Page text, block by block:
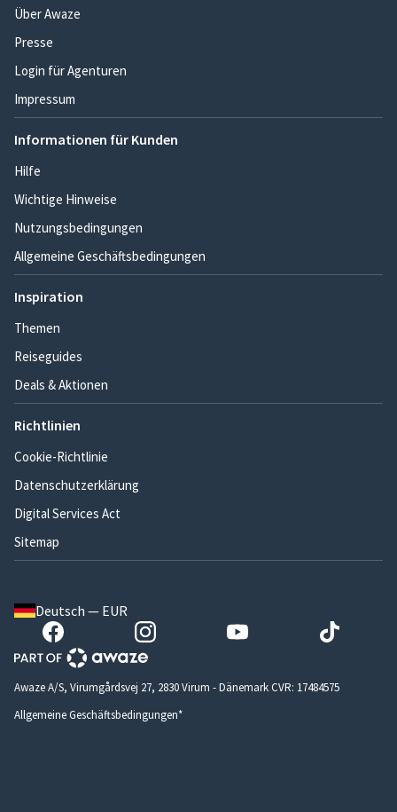
Über Awaze
Presse
Login für Agenturen
Impressum
Informationen für Kunden
Hilfe
Wichtige Hinweise
Nutzungsbedingungen
Allgemeine Geschäftsbedingungen
Inspiration
Themen
Reiseguides
Deals & Aktionen
Richtlinien
Cookie-Richtlinie
Datenschutzerklärung
Digital Services Act
Sitemap
Deutsch — EUR
Awaze A/S, Virumgårdsvej 27, 2830 Virum - Dänemark CVR: 17484575
Allgemeine Geschäftsbedingungen*